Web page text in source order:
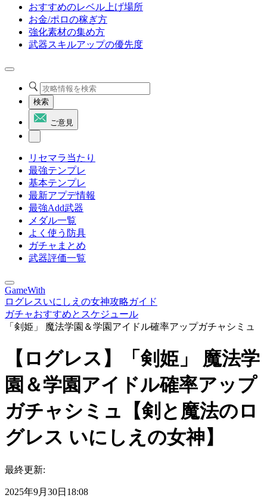
おすすめのレベル上げ場所
お金/ポロの稼ぎ方
強化素材の集め方
武器スキルアップの優先度
検索
ご意見
リセマラ当たり
最強テンプレ
基本テンプレ
最新アプデ情報
最強Add武器
メダル一覧
よく使う防具
ガチャまとめ
武器評価一覧
GameWith
ログレスいにしえの女神攻略ガイド
ガチャおすすめとスケジュール
「剣姫」 魔法学園＆学園アイドル確率アップガチャシミュ
【ログレス】「剣姫」 魔法学
園＆学園アイドル確率アップ
ガチャシミュ【剣と魔法のロ
グレス いにしえの女神】
最終更新:
2025年9月30日18:08